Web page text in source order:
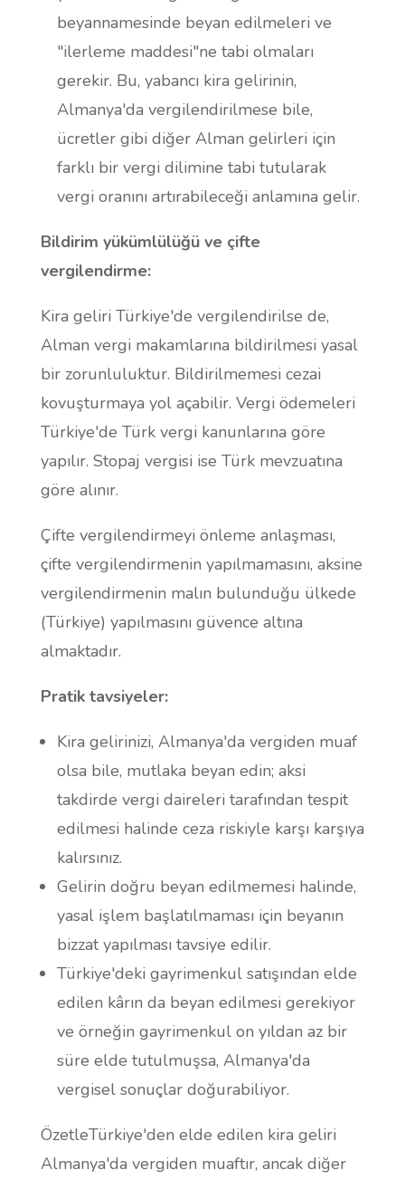
beyannamesinde beyan edilmeleri ve
"ilerleme maddesi"ne tabi olmaları
gerekir. Bu, yabancı kira gelirinin,
Almanya'da vergilendirilmese bile,
ücretler gibi diğer Alman gelirleri için
farklı bir vergi dilimine tabi tutularak
vergi oranını artırabileceği anlamına gelir.
Bildirim yükümlülüğü ve çifte
vergilendirme:
Kira geliri Türkiye'de vergilendirilse de,
Alman vergi makamlarına bildirilmesi yasal
bir zorunluluktur. Bildirilmemesi cezai
kovuşturmaya yol açabilir. Vergi ödemeleri
Türkiye'de Türk vergi kanunlarına göre
yapılır. Stopaj vergisi ise Türk mevzuatına
göre alınır.
Çifte vergilendirmeyi önleme anlaşması,
çifte vergilendirmenin yapılmamasını, aksine
vergilendirmenin malın bulunduğu ülkede
(Türkiye) yapılmasını güvence altına
almaktadır.
Pratik tavsiyeler:
Kira gelirinizi, Almanya'da vergiden muaf
olsa bile, mutlaka beyan edin; aksi
takdirde vergi daireleri tarafından tespit
edilmesi halinde ceza riskiyle karşı karşıya
kalırsınız.
Gelirin doğru beyan edilmemesi halinde,
yasal işlem başlatılmaması için beyanın
bizzat yapılması tavsiye edilir.
Türkiye'deki gayrimenkul satışından elde
edilen kârın da beyan edilmesi gerekiyor
ve örneğin gayrimenkul on yıldan az bir
süre elde tutulmuşsa, Almanya'da
vergisel sonuçlar doğurabiliyor.
ÖzetleTürkiye'den elde edilen kira geliri
Almanya'da vergiden muaftır, ancak diğer